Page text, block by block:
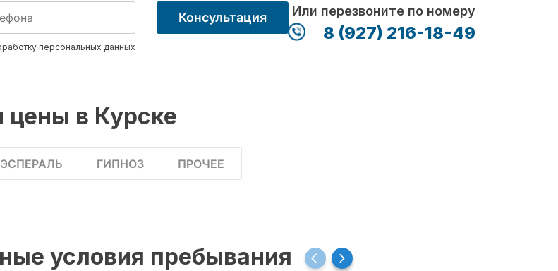
персональных данных
Консультация Или перезвоните по номеру
8 (927) 216-18-49
в Курске
ЭСПЕРАЛЬ ГИПНОЗ ПРОЧЕЕ
условия пребывания